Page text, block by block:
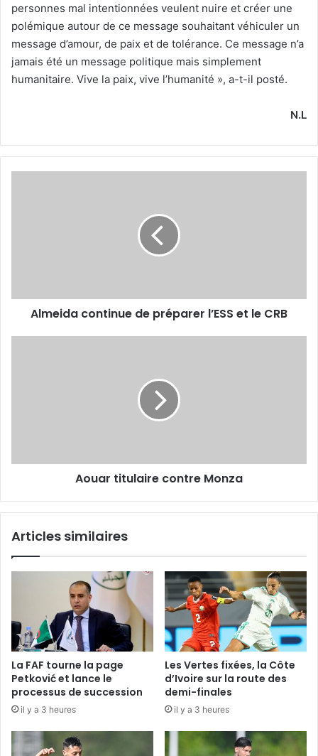
personnes mal intentionnées veulent nuire et créer une
polémique autour de ce message souhaitant véhiculer un
message d’amour, de paix et de tolérance. Ce message n’a
jamais été un message politique mais simplement
humanitaire. Vive la paix, vive l’humanité », a-t-il posté.
N.L
Almeida continue de préparer l’ESS et le CRB
Aouar titulaire contre Monza
Articles similaires
La FAF tourne la page
Petković et lance le
processus de succession
il y a 3 heures
Les Vertes fixées, la Côte
d’Ivoire sur la route des
demi-finales
il y a 3 heures